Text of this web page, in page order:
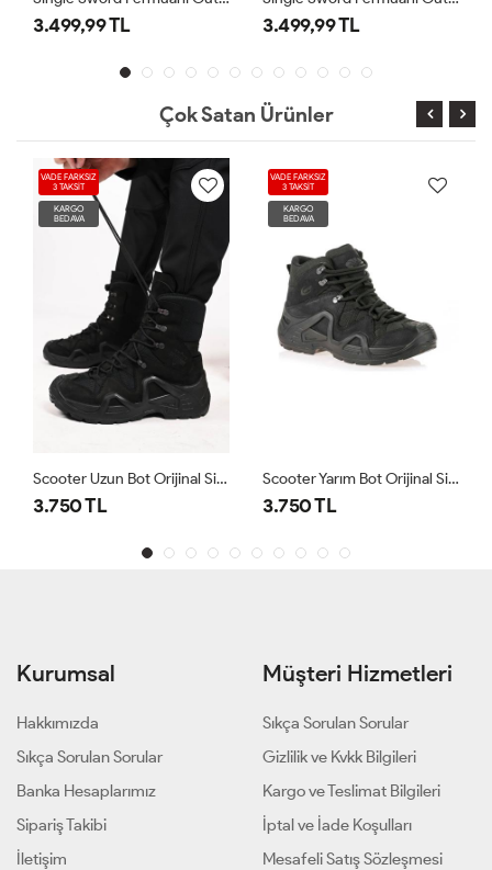
3.499,99 TL 3.499,99 TL
Çok Satan Ürünler
VADE FARKSIZ
3 TAKSİT
KARGO
BEDAVA
Scooter Uzun Bot Orijinal Siyah
3.750 TL
VADE FARKSIZ
3 TAKSİT
KARGO
BEDAVA
Scooter Yarım Bot Orijinal Siyah
3.750 TL
Kurumsal
Hakkımızda
Sıkça Sorulan Sorular
Banka Hesaplarımız
Sipariş Takibi
İletişim
Müşteri Hizmetleri
Sıkça Sorulan Sorular
Gizlilik ve Kvkk Bilgileri
Kargo ve Teslimat Bilgileri
İptal ve İade Koşulları
Mesafeli Satış Sözleşmesi